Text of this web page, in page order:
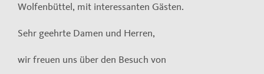
Wolfenbüttel, mit interessanten Gästen.
Sehr geehrte Damen und Herren,
wir freuen uns über den Besuch von